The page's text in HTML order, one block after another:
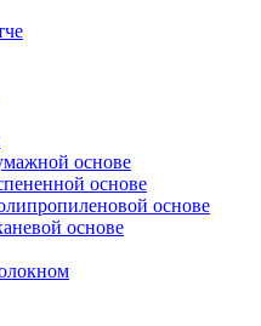
основе
основе
основе
основе